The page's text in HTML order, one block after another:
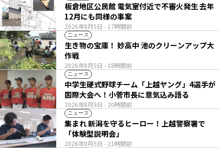
2026年8月5日 - 17時間前
板倉地区公民館 電気室付近で不審火発生 去年
12月にも同様の事案
ニュース
2026年8月5日 - 18時間前
生き物の宝庫！ 妙高中 池のクリーンアップ大
作戦
ニュース
2026年8月5日 - 20時間前
中学生硬式野球チーム「上越ヤング」4選手が
国際大会へ！小菅市長に意気込み語る
ニュース
2026年8月5日 - 21時間前
集まれ 新潟を守るヒーロー！上越警察署で
「体験型説明会」